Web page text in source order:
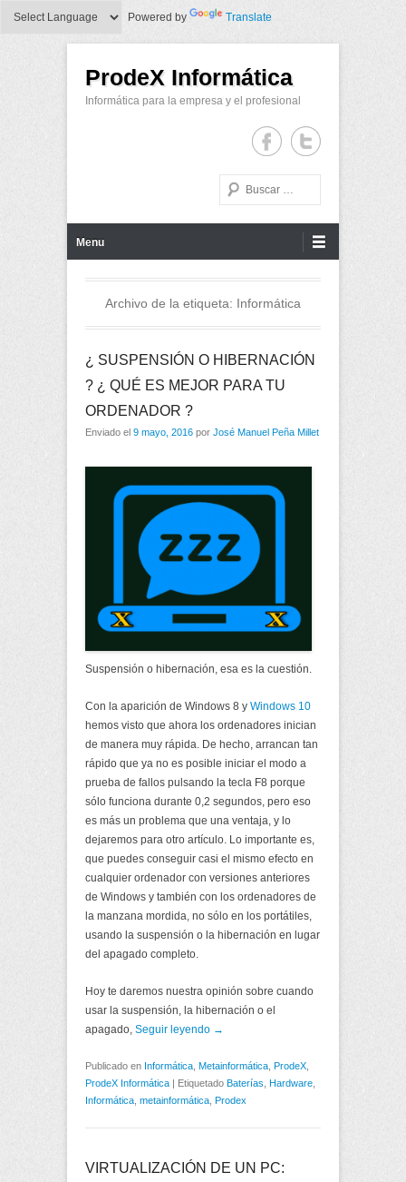
Powered by Translate
ProdeX Informática
Informática para la empresa y el profesional
Buscar
Menu
Archivo de la etiqueta: Informática
¿ SUSPENSIÓN O HIBERNACIÓN
? ¿ QUÉ ES MEJOR PARA TU
ORDENADOR ?
Enviado el 9 mayo, 2016 por José Manuel Peña Millet
Suspensión o hibernación, esa es la cuestión.
Con la aparición de Windows 8 y Windows 10
hemos visto que ahora los ordenadores inician
de manera muy rápida. De hecho, arrancan tan
rápido que ya no es posible iniciar el modo a
prueba de fallos pulsando la tecla F8 porque
sólo funciona durante 0,2 segundos, pero eso
es más un problema que una ventaja, y lo
dejaremos para otro artículo. Lo importante es,
que puedes conseguir casi el mismo efecto en
cualquier ordenador con versiones anteriores
de Windows y también con los ordenadores de
la manzana mordida, no sólo en los portátiles,
usando la suspensión o la hibernación en lugar
del apagado completo.
Hoy te daremos nuestra opinión sobre cuando
usar la suspensión, la hibernación o el
apagado, Seguir leyendo →
Publicado en Informática Metainformática ProdeX
ProdeX Informática
Etiquetado Baterías Hardware
Informática metainformática Prodex
VIRTUALIZACIÓN DE UN PC: